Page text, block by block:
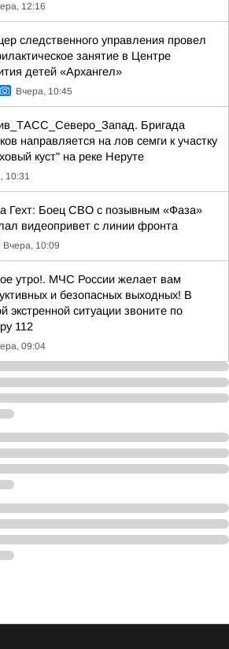
12:16
следственного управления провел
занятие в Центре
детей «Архангел»
Вчера, 10:45
Бригада
направляется на лов семги к участку
куст" на реке Неруте
10:31
Гехт: Боец СВО с позывным «Фаза»
видеопривет с линии фронта
Вчера, 10:09
утро!. МЧС России желает вам
и безопасных выходных! В
экстренной ситуации звоните по
112
09:04